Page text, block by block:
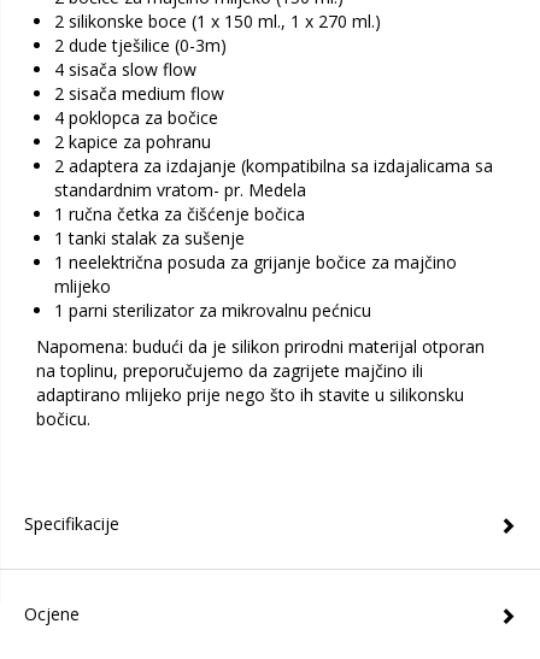
2 silikonske boce (1 x 150 ml., 1 x 270 ml.)
2 dude tješilice (0-3m)
4 sisača slow flow
2 sisača medium flow
4 poklopca za bočice
2 kapice za pohranu
2 adaptera za izdajanje (kompatibilna sa izdajalicama sa
standardnim vratom- pr. Medela
1 ručna četka za čišćenje bočica
1 tanki stalak za sušenje
1 neelektrična posuda za grijanje bočice za majčino
mlijeko
1 parni sterilizator za mikrovalnu pećnicu
Napomena: budući da je silikon prirodni materijal otporan
na toplinu, preporučujemo da zagrijete majčino ili
adaptirano mlijeko prije nego što ih stavite u silikonsku
bočicu.
Specifikacije
Ocjene